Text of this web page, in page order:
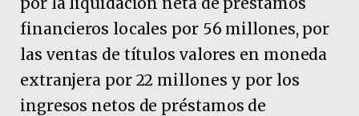
financieros locales por 56 millones, por
las ventas de títulos valores en moneda
extranjera por 22 millones y por los
ingresos netos de préstamos de